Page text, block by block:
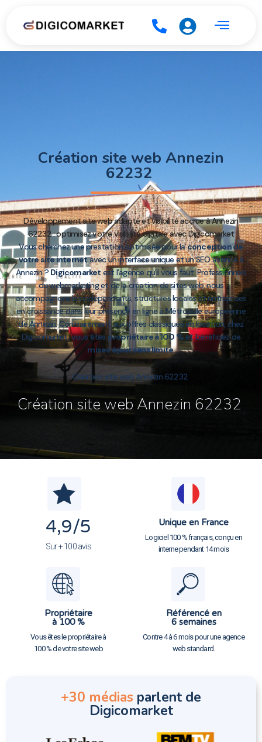
Création site web Annezin
62232
Développement site web adapté et visibilité accrue à Annezin
62232 : optimisez votre visibilité digitale avec Digicomarket
Vous cherchez une prestation optimisée pour laconception de
votre site internetavec un interface unique et un SEO avancé à
Annezin ?Digicomarketest l’agence qu’il vous faut. Professionnels
duwebmarketing et de la création de sites web, nous
accompagnons les indépendants, structures locales et entreprises
en croissance dans leur présence en ligne à Métropole européenne
de Annezin. Contrairement aux offres classiques en location, chez
Digicomarket, vous êtespropriétaire à 100 %et bénéficiez de
mises à jour sans limite.
Création site web Annezin 62232
Création site web Annezin 62232
4,9/5
Sur + 100 avis
Unique en France
Logiciel 100 % français, conçu en
interne pendant 14 mois
Propriétaire
à 100 %
Vous êtes le propriétaire à
100 % de votre site web
Référencé en
6 semaines
Contre 4 à 6 mois pour une agence
web standard.
+30 médias parlent de
Digicomarket